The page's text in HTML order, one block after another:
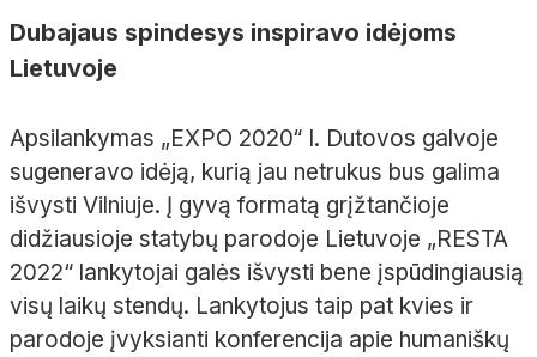
Dubajaus spindesys inspiravo idėjoms
Lietuvoje
Apsilankymas „EXPO 2020“ I. Dutovos galvoje
sugeneravo idėją, kurią jau netrukus bus galima
išvysti Vilniuje. Į gyvą formatą grįžtančioje
didžiausioje statybų parodoje Lietuvoje „RESTA
2022“ lankytojai galės išvysti bene įspūdingiausią
visų laikų stendų. Lankytojus taip pat kvies ir
parodoje įvyksianti konferencija apie humaniškų